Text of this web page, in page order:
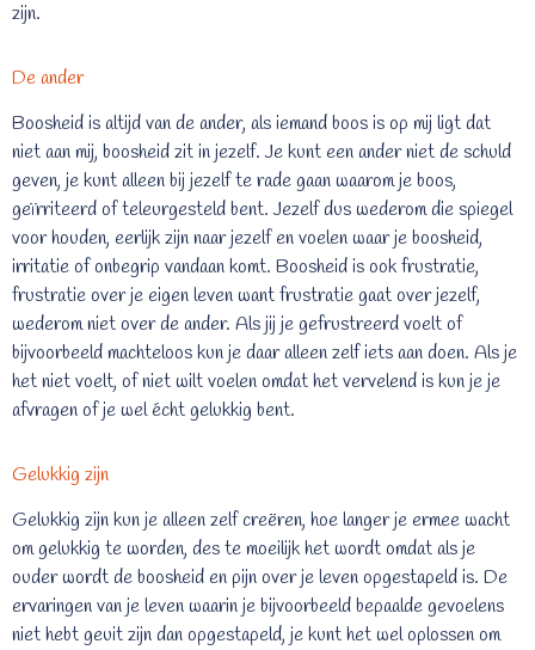
zijn.
De ander
Boosheid is altijd van de ander, als iemand boos is op mij ligt dat
niet aan mij, boosheid zit in jezelf. Je kunt een ander niet de schuld
geven, je kunt alleen bij jezelf te rade gaan waarom je boos,
geïrriteerd of teleurgesteld bent. Jezelf dus wederom die spiegel
voor houden, eerlijk zijn naar jezelf en voelen waar je boosheid,
irritatie of onbegrip vandaan komt. Boosheid is ook frustratie,
frustratie over je eigen leven want frustratie gaat over jezelf,
wederom niet over de ander. Als jij je gefrustreerd voelt of
bijvoorbeeld machteloos kun je daar alleen zelf iets aan doen. Als je
het niet voelt, of niet wilt voelen omdat het vervelend is kun je je
afvragen of je wel écht gelukkig bent.
Gelukkig zijn
Gelukkig zijn kun je alleen zelf creëren, hoe langer je ermee wacht
om gelukkig te worden, des te moeilijk het wordt omdat als je
ouder wordt de boosheid en pijn over je leven opgestapeld is. De
ervaringen van je leven waarin je bijvoorbeeld bepaalde gevoelens
niet hebt geuit zijn dan opgestapeld, je kunt het wel oplossen om